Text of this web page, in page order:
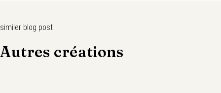
similer blog post
Autres créations